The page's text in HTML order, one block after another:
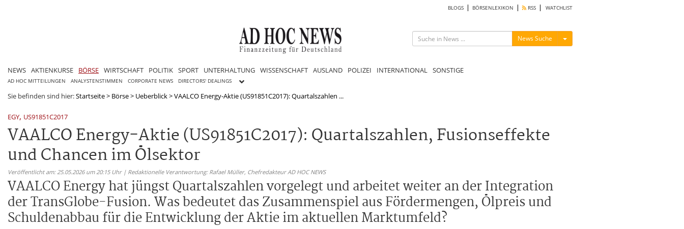
BLOGS BÖRSENLEXIKON RSS WATCHLIST
News Suche Menü ein-/ausblenden
NEWS AKTIENKURSE BÖRSE WIRTSCHAFT POLITIK SPORT UNTERHALTUNG WISSENSCHAFT AUSLAND POLIZEI INTERNATIONAL SONSTIGE
AD HOC MITTEILUNGEN ANALYSTENSTIMMEN CORPORATE NEWS DIRECTORS' DEALINGS
Sie befinden sind hier:Startseite> Börse> Ueberblick>VAALCO Energy-Aktie (US91851C2017): Quartalszahlen ...
EGY, US91851C2017
VAALCO Energy-Aktie (US91851C2017): Quartalszahlen, Fusionseffekte
und Chancen im Ölsektor
Veröffentlicht am: 25.05.2026 um 20:15 Uhr | Redaktionelle Verantwortung: Rafael Müller, Chefredakteur AD HOC NEWS
VAALCO Energy hat jüngst Quartalszahlen vorgelegt und arbeitet weiter an der Integration
der TransGlobe-Fusion. Was bedeutet das Zusammenspiel aus Fördermengen, Ölpreis und
Schuldenabbau für die Entwicklung der Aktie im aktuellen Marktumfeld?